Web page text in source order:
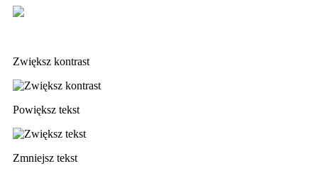
Zwiększ kontrast
Powiększ tekst
Zmniejsz tekst